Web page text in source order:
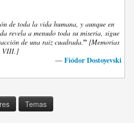
de toda la vida humana, y aunque en
revela a menudo toda su miseria, sigue
de una raiz cuadrada.” [Memorias
VIII.]
— Fiódor Dostoyevski
Temas